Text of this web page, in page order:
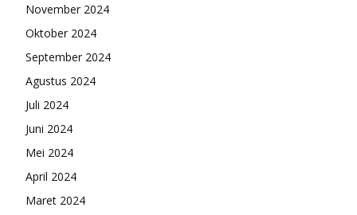
November 2024
Oktober 2024
September 2024
Agustus 2024
Juli 2024
Juni 2024
Mei 2024
April 2024
Maret 2024